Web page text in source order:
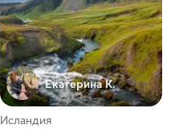
Екатерина К.
Исландия